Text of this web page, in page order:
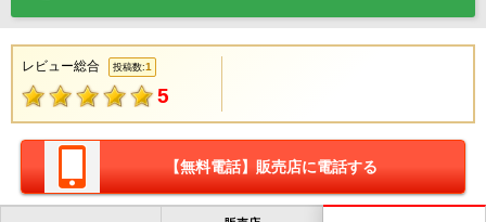
レビュー総合 投稿数:1
5
【無料電話】販売店に電話する